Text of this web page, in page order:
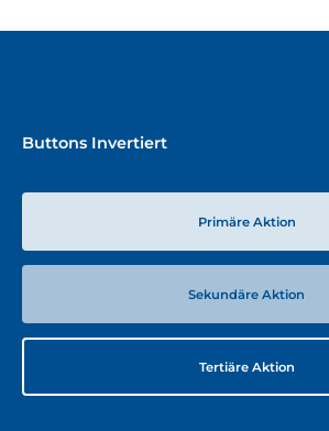
Buttons Invertiert
Primäre Aktion
Sekundäre Aktion
Tertiäre Aktion